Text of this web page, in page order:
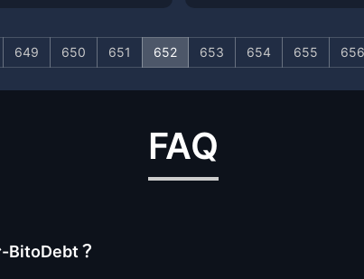
649 650 651 652 653 654 655 656
FAQ
-BitoDebt？